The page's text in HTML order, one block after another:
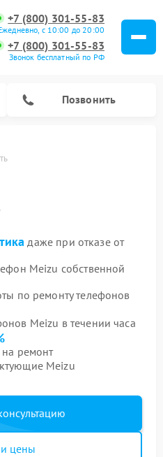
+7 (800) 301-55-83
с 10:00 до 20:00
+7 (800) 301-55-83
Звонок бесплатный по РФ
Позвонить
даже при отказе от
Meizu собственной
по ремонту телефонов
Meizu в течении часа
ремонт
Meizu
цены